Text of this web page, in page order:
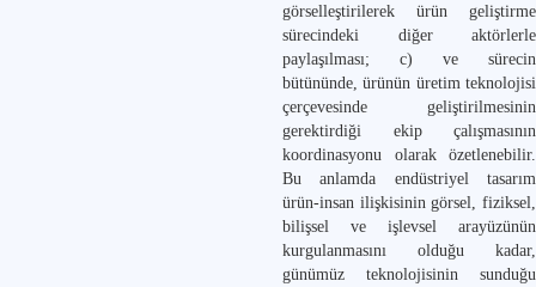
görselleştirilerek ürün geliştirme
sürecindeki diğer aktörlerle
paylaşılması; c) ve sürecin
bütününde, ürünün üretim teknolojisi
çerçevesinde geliştirilmesinin
gerektirdiği ekip çalışmasının
koordinasyonu olarak özetlenebilir.
Bu anlamda endüstriyel tasarım
ürün-insan ilişkisinin görsel, fiziksel,
bilişsel ve işlevsel arayüzünün
kurgulanmasını olduğu kadar,
günümüz teknolojisinin sunduğu